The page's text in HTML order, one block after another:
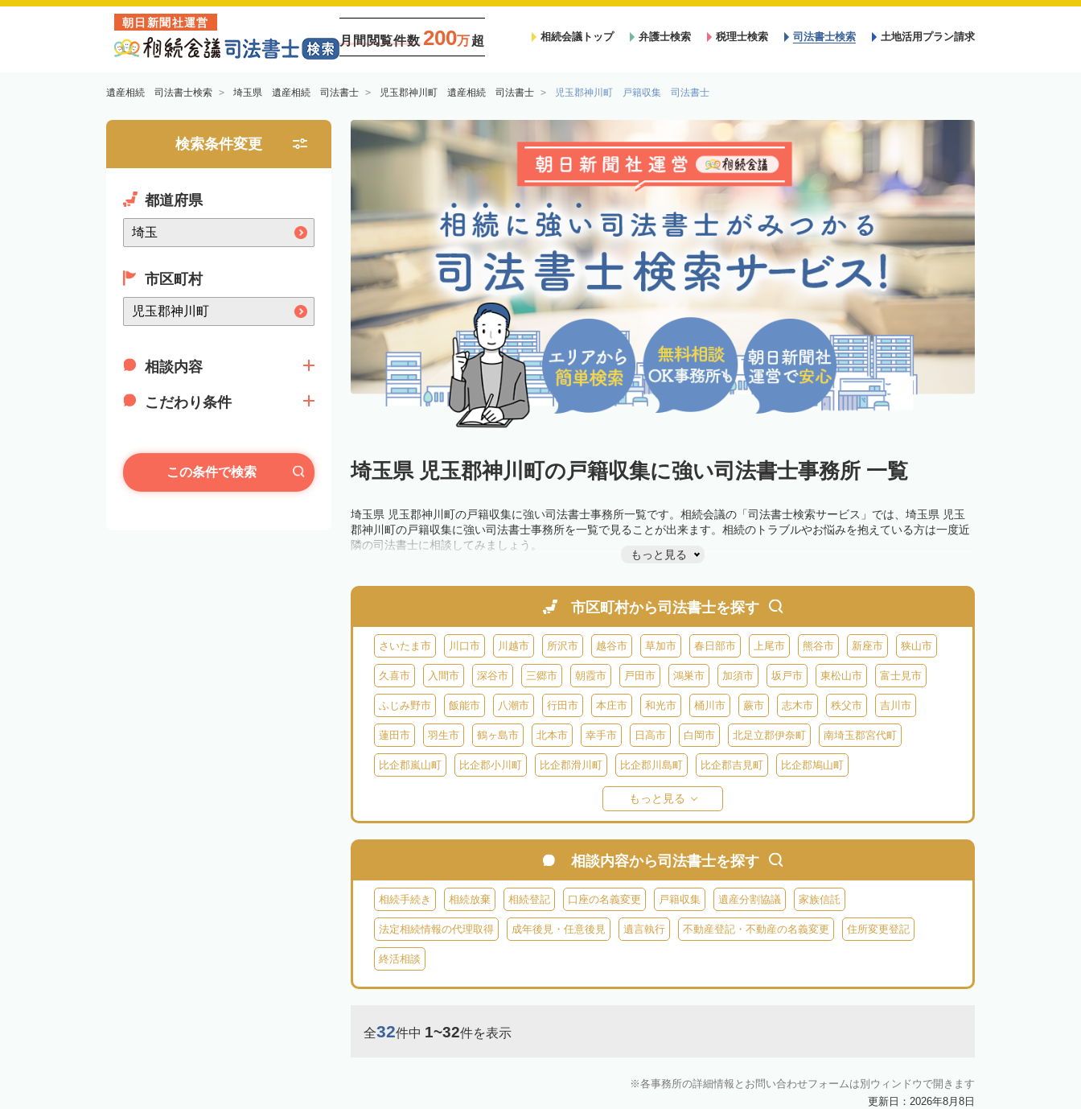
朝日新聞社運営
月間閲覧件数 200万超 相続会議トップ 弁護士検索 税理士検索 司法書士検索 土地活用プラン請求
遺産相続 司法書士検索 埼玉県 遺産相続 司法書士 児玉郡神川町 遺産相続 司法書士 児玉郡神川町 戸籍収集 司法書士
検索条件変更
都道府県
市区町村
相談内容
こだわり条件
この条件で検索 埼玉県 児玉郡神川町の戸籍収集に強い司法書士事務所 一覧
埼玉県 児玉郡神川町の戸籍収集に強い司法書士事務所一覧です。相続会議の「司法書士検索サービス」では、埼玉県 児玉
郡神川町の戸籍収集に強い司法書士事務所を一覧で見ることが出来ます。相続のトラブルやお悩みを抱えている方は一度近
隣の司法書士に相談してみましょう。
もっと見る
市区町村から司法書士を探す
さいたま市 川口市 川越市 所沢市 越谷市 草加市 春日部市 上尾市 熊谷市 新座市 狭山市
久喜市 入間市 深谷市 三郷市 朝霞市 戸田市 鴻巣市 加須市 坂戸市 東松山市 富士見市
ふじみ野市 飯能市 八潮市 行田市 本庄市 和光市 桶川市 蕨市 志木市 秩父市 吉川市
蓮田市 羽生市 鶴ヶ島市 北本市 幸手市 日高市 白岡市 北足立郡伊奈町 南埼玉郡宮代町
比企郡嵐山町 比企郡小川町 比企郡滑川町 比企郡川島町 比企郡吉見町 比企郡鳩山町
入間郡毛呂山町 入間郡越生町
児玉郡上里町 児玉郡神川町 児玉郡美里町 大里郡寄居町 秩父郡小鹿野町 秩父郡皆野町 秩父郡横瀬町
もっと見る
相談内容から司法書士を探す
相続手続き 相続放棄 相続登記 口座の名義変更 戸籍収集 遺産分割協議 家族信託
法定相続情報の代理取得 成年後見・任意後見 遺言執行 不動産登記・不動産の名義変更 住所変更登記
終活相談
全32件中 1~32件を表示
各事務所の詳細情報とお問い合わせフォームは別ウィンドウで開きます
更新日：2026年8月8日